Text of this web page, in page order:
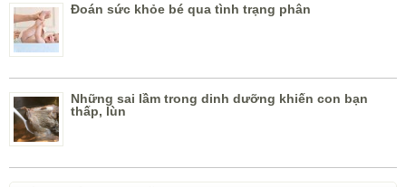
Đoán sức khỏe bé qua tình trạng phân
Những sai lầm trong dinh dưỡng khiến con bạn
thấp, lùn